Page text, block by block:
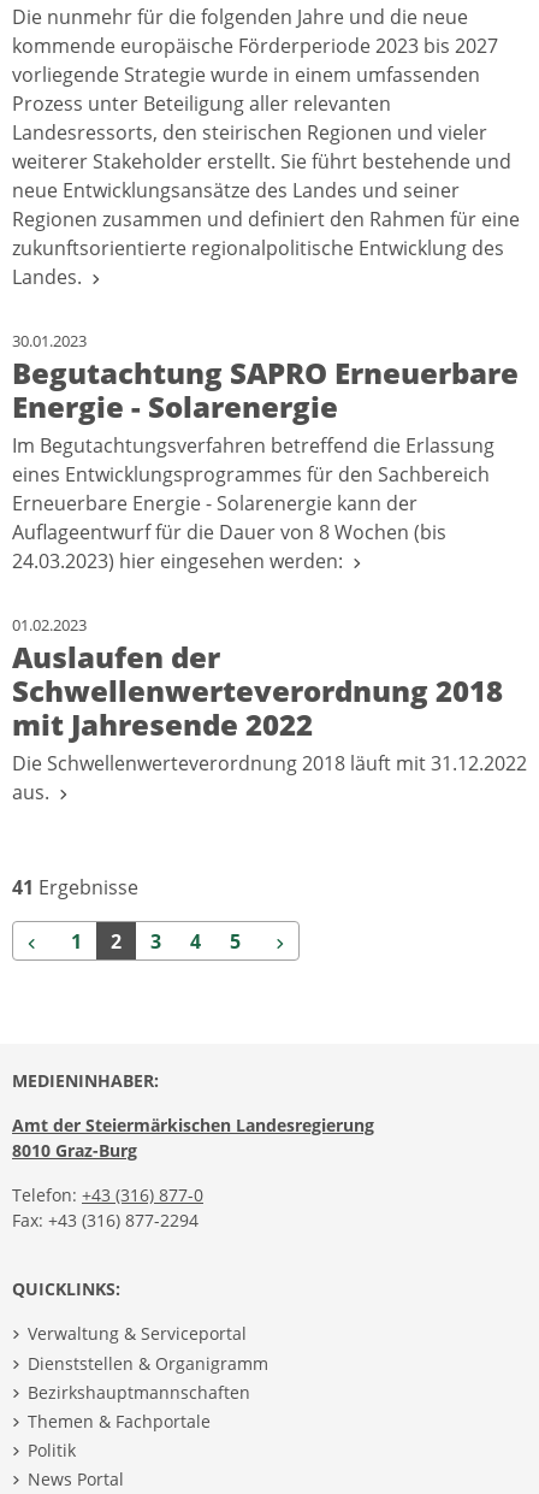
Die nunmehr für die folgenden Jahre und die neue
kommende europäische Förderperiode 2023 bis 2027
vorliegende Strategie wurde in einem umfassenden
Prozess unter Beteiligung aller relevanten
Landesressorts, den steirischen Regionen und vieler
weiterer Stakeholder erstellt. Sie führt bestehende und
neue Entwicklungsansätze des Landes und seiner
Regionen zusammen und definiert den Rahmen für eine
zukunftsorientierte regionalpolitische Entwicklung des
Landes.
30.01.2023
Begutachtung SAPRO Erneuerbare
Energie - Solarenergie
Im Begutachtungsverfahren betreffend die Erlassung
eines Entwicklungsprogrammes für den Sachbereich
Erneuerbare Energie - Solarenergie kann der
Auflageentwurf für die Dauer von 8 Wochen (bis
24.03.2023) hier eingesehen werden:
01.02.2023
Auslaufen der
Schwellenwerteverordnung 2018
mit Jahresende 2022
Die Schwellenwerteverordnung 2018 läuft mit 31.12.2022
aus.
41 Ergebnisse
Zurück
1 2 3 4 5 Weiter
MEDIENINHABER:
Amt der Steiermärkischen Landesregierung
8010 Graz-Burg
Telefon: +43 (316) 877-0
Fax: +43 (316) 877-2294
QUICKLINKS:
Verwaltung & Serviceportal
Dienststellen & Organigramm
Bezirkshauptmannschaften
Themen & Fachportale
Politik
News Portal